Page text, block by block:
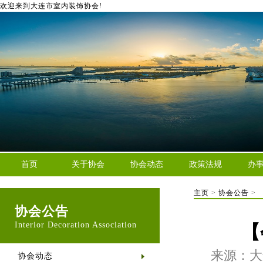
欢迎来到大连市室内装饰协会!
首页 关于协会 协会动态 政策法规 办
协会公告
Interior Decoration Association
协会动态
主页 > 协会公告 >
来源：